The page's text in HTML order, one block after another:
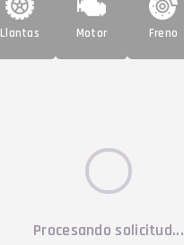
Llantas Motor Freno
Procesando solicitud...